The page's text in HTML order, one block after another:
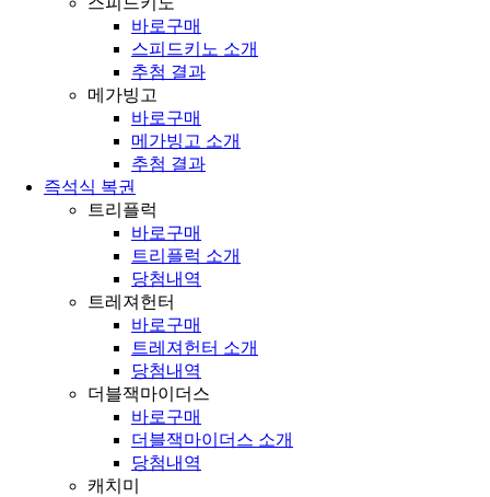
바로구매
스피드키노 소개
추첨 결과
메가빙고
바로구매
메가빙고 소개
추첨 결과
즉석식 복권
트리플럭
바로구매
트리플럭 소개
당첨내역
트레져헌터
바로구매
트레져헌터 소개
당첨내역
더블잭마이더스
바로구매
더블잭마이더스 소개
당첨내역
캐치미